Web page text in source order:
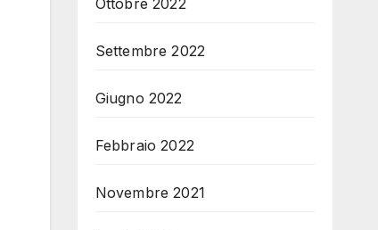
Ottobre 2022
Settembre 2022
Giugno 2022
Febbraio 2022
Novembre 2021